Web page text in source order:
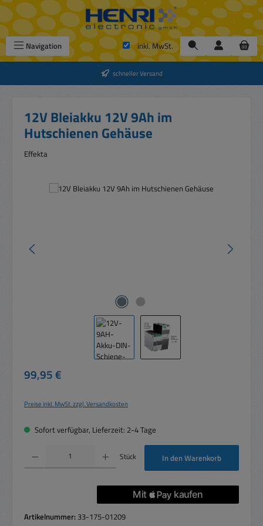
Zum Hauptinhalt springen
Navigation inkl. MwSt.
schneller Versand
12V Bleiakku 12V 9Ah im
Hutschienen Gehäuse
Effekta
Bildergalerie überspringen
Regulärer Preis:
99,95 €
Preise inkl. MwSt. zzgl. Versandkosten
Sofort verfügbar, Lieferzeit: 2-4 Tage
Produkt Anzahl: Gib den gewünschten Wert ein oder benutze die Schaltflächen um
Stück In den Warenkorb
Artikelnummer: 33-175-01209